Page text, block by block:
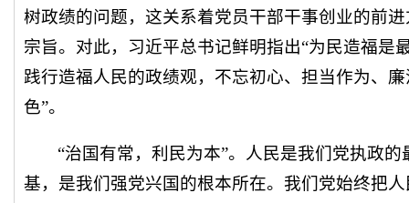
树政绩的问题，这关系着党员干部干事创业的前
宗旨。对此，习近平总书记鲜明指出“为民造福是
践行造福人民的政绩观，不忘初心、担当作为、
色”。
“治国有常，利民为本”。人民是我们党执政
基，是我们强党兴国的根本所在。我们党始终把